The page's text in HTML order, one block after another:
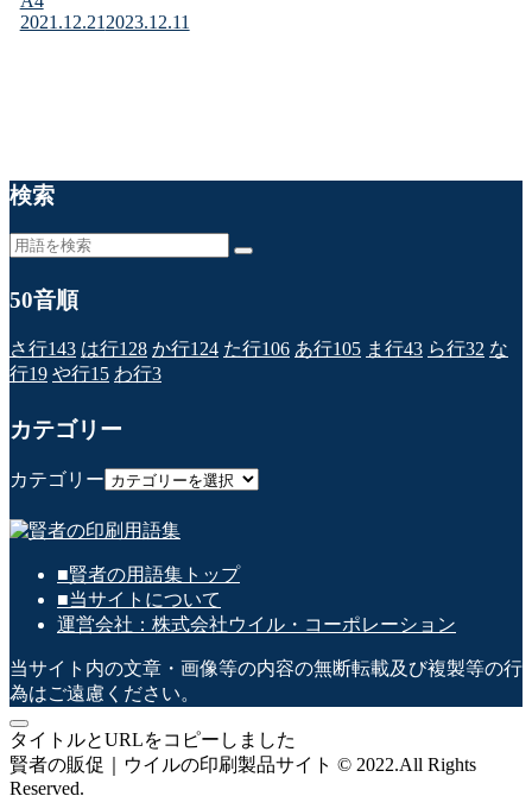
2021.12.21 2023.12.11
検索
50音順
さ行143 は行128 か行124 た行106 あ行105 ま行43 ら行32 な
行19 や行15 わ行3
カテゴリー
カテゴリー
■賢者の用語集トップ
■当サイトについて
運営会社：株式会社ウイル・コーポレーション
当サイト内の文章・画像等の内容の無断転載及び複製等の行
為はご遠慮ください。
タイトルとURLをコピーしました
賢者の販促｜ウイルの印刷製品サイト © 2022.All Rights
Reserved.